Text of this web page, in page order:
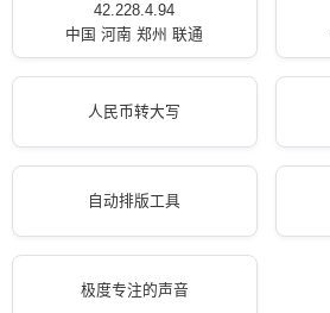
42.228.4.94
中国 河南 郑州 联通
人民币转大写
自动排版工具
极度专注的声音